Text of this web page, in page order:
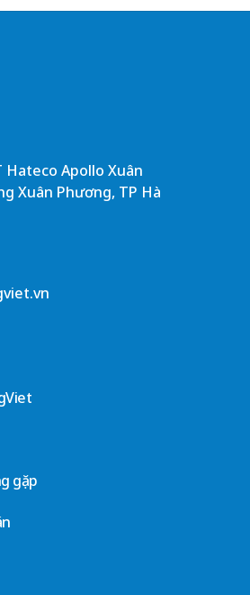
Hateco Apollo Xuân
Xuân Phương, TP Hà
gặp